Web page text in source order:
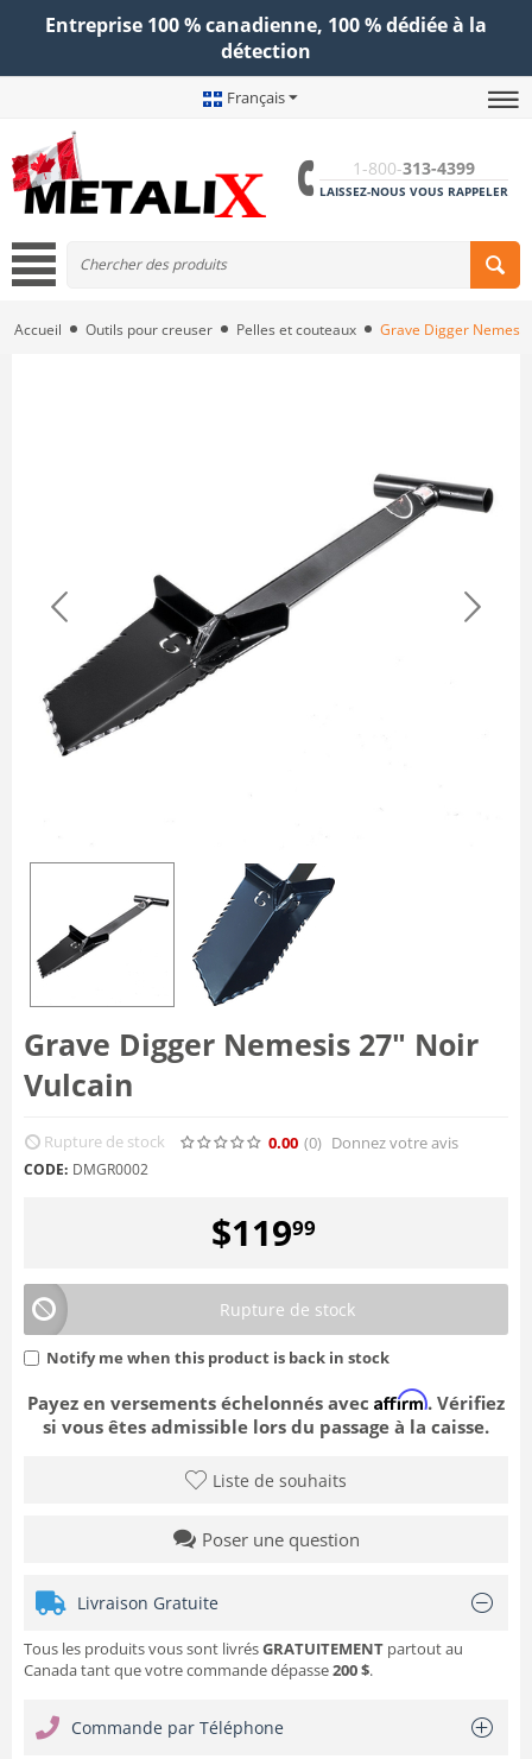
Entreprise 100 % canadienne, 100 % dédiée à la
détection
Français
1-800-313-4399
LAISSEZ-NOUS VOUS RAPPELER
Accueil Outils pour creuser Pelles et couteaux Grave Digger
Grave Digger Nemesis 27″ Noir
Vulcain
Rupture de stock 0.00 (0) Donnez votre avis
CODE: DMGR0002
$11999
Rupture de stock
Notify me when this product is back in stock
Payez en versements échelonnés avec Affirm. Vérifiez
si vous êtes admissible lors du passage à la caisse.
Liste de souhaits
Poser une question
Livraison Gratuite
Tous les produits vous sont livrésGRATUITEMENT partout au
Canada tant que votre commande dépasse200 $.
Commande par Téléphone